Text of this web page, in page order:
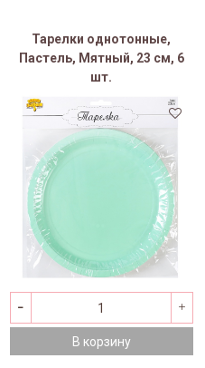
Тарелки однотонные,
Пастель, Мятный, 23 см, 6
шт.
В корзину